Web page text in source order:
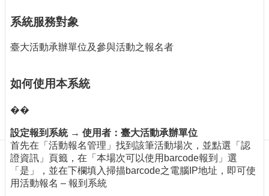
取
網
覽
最
消
息
關
於
系統服務對象
臺大活動承辦單位及參與活動之報名者
如何使用本系統
��
設定報到系統 → 使用者：臺大活動承辦單位
首先在「活動報名管理」找到該筆活動場次，並點選「認
證資訊」頁籤，在「本場次可以使用barcode報到」選
「是」，並在下欄填入掃描barcode之電腦IP地址，即可使
用活動報名 – 報到系統